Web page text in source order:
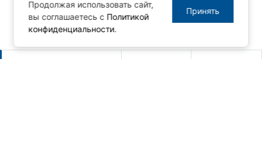
Продолжая использовать сайт,
вы соглашаетесь с Политикой
конфиденциальности.
Принять